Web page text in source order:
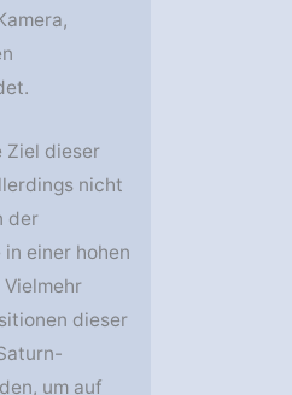
Ziel dieser
nicht
der
einer hohen
dieser
um auf